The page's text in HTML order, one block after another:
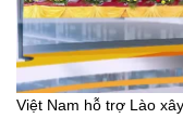
Việt Nam hỗ trợ Lào